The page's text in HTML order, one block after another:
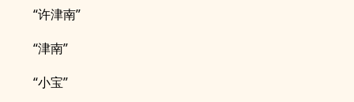
“许津南”
“津南”
“小宝”